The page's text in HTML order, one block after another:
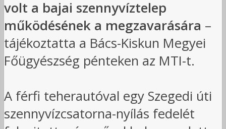
volt a bajai szennyvíztelep
működésének a megzavarására –
tájékoztatta a Bács-Kiskun Megyei
Főügyészség pénteken az MTI-t.
A férfi teherautóval egy Szegedi úti
szennyvízcsatorna-nyílás fedelét